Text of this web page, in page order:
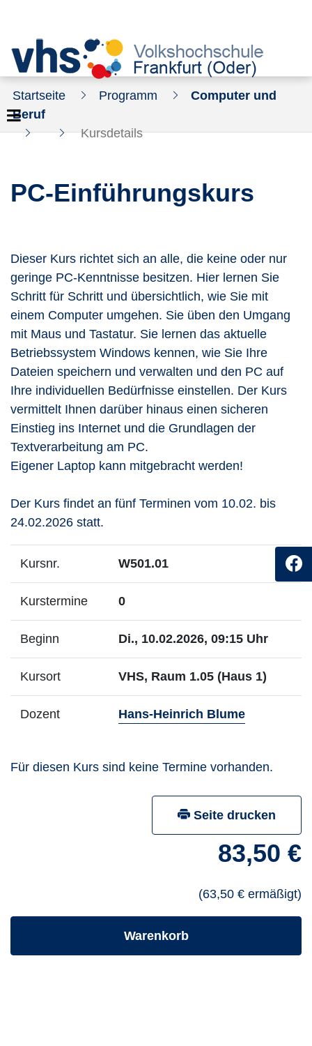
Startseite Programm
Computer und
Beruf
Kursdetails
PC-Einführungskurs
Dieser Kurs richtet sich an alle, die keine oder nur
geringe PC-Kenntnisse besitzen. Hier lernen Sie
Schritt für Schritt und übersichtlich, wie Sie mit
einem Computer umgehen. Sie üben den Umgang
mit Maus und Tastatur. Sie lernen das aktuelle
Betriebssystem Windows kennen, wie Sie Ihre
Dateien speichern und verwalten und den PC auf
Ihre individuellen Bedürfnisse einstellen. Der Kurs
vermittelt Ihnen darüber hinaus einen sicheren
Einstieg ins Internet und die Grundlagen der
Textverarbeitung am PC.
Eigener Laptop kann mitgebracht werden!
Der Kurs findet an fünf Terminen vom 10.02. bis
24.02.2026 statt.
Kursnr. W501.01
Kurstermine 0
Beginn Di., 10.02.2026, 09:15 Uhr
Kursort VHS, Raum 1.05 (Haus 1)
Dozent Hans-Heinrich Blume- Mehr
Für diesen Kurs sind keine Termine vorhanden.
Seite drucken
83,50 €
(63,50 € ermäßigt)
Warenkorb- Kurs hineinlegen